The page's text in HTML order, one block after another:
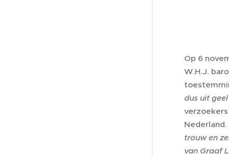
Op 6
W.H.J.
dus uit
trouw en
van Graaf